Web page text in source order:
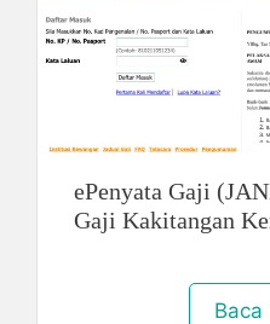
ePenyata Gaji
Gaji Kakitangan
Baca